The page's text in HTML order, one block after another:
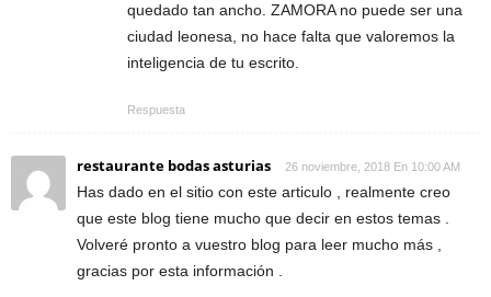
quedado tan ancho. ZAMORA no puede ser una
ciudad leonesa, no hace falta que valoremos la
inteligencia de tu escrito.
Respuesta
restaurante bodas asturias 26 noviembre, 2018 En 10:00 AM
Has dado en el sitio con este articulo , realmente creo
que este blog tiene mucho que decir en estos temas .
Volveré pronto a vuestro blog para leer mucho más ,
gracias por esta información .